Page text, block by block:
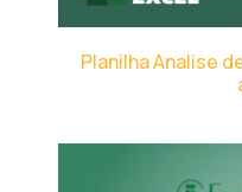
Planilha Analise